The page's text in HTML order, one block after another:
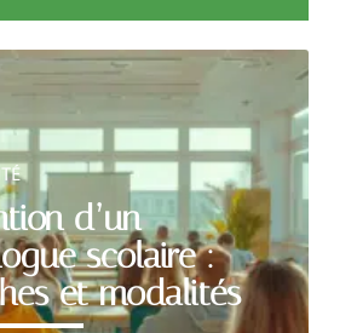
d’un
scolaire :
et modalités